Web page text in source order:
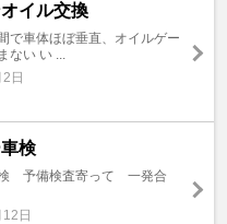
イル交換
で車体ほぼ垂直、オイルゲー
ない い ...
日
検
予備検査寄って 一発合
日